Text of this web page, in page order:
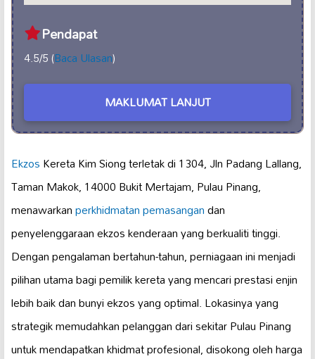
Pendapat
4.5/5 (Baca Ulasan)
MAKLUMAT LANJUT
EkzosKereta Kim Siong terletak di 1304, Jln Padang Lallang,
Taman Makok, 14000 Bukit Mertajam, Pulau Pinang,
menawarkanperkhidmatan pemasangandan
penyelenggaraan ekzos kenderaan yang berkualiti tinggi.
Dengan pengalaman bertahun-tahun, perniagaan ini menjadi
pilihan utama bagi pemilik kereta yang mencari prestasi enjin
lebih baik dan bunyi ekzos yang optimal. Lokasinya yang
strategik memudahkan pelanggan dari sekitar Pulau Pinang
untuk mendapatkan khidmat profesional, disokong oleh harga